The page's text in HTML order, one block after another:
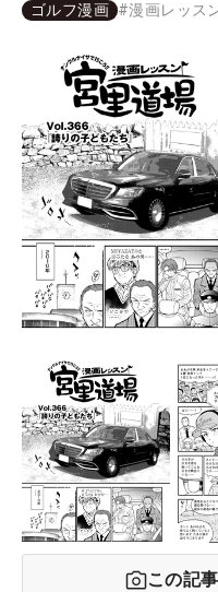
ゴルフ漫画 #漫画レッス
この記